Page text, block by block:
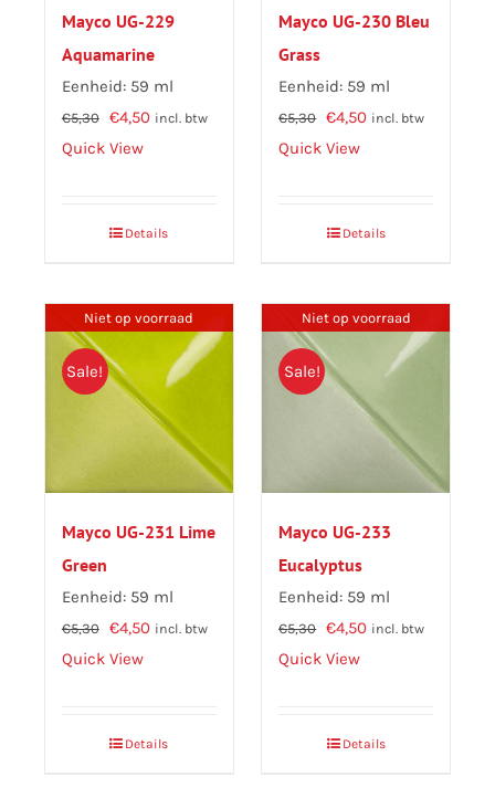
Mayco UG-229
Aquamarine
Eenheid: 59 ml
€5,30
Oorspronkelijke
prijs
€4,50Huidige
incl. btw
Quick View
Details
Mayco UG-230 Bleu
Grass
Eenheid: 59 ml
€5,30 Oorspronkelijke
prijs
€4,50Huidige
incl. btw
Quick View
Details
Niet op voorraad
Sale!
Mayco UG-231 Lime
Green
Eenheid: 59 ml
€5,30
Oorspronkelijke
prijs
€4,50Huidige
incl. btw
Quick View
Details
Niet op voorraad
Sale!
Mayco UG-233
Eucalyptus
Eenheid: 59 ml
€5,30 Oorspronkelijke
prijs
€4,50Huidige
incl. btw
Quick View
Details